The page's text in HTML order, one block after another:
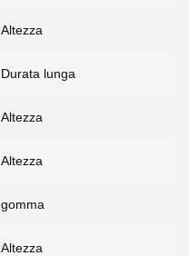
Altezza
Durata lunga
Altezza
Altezza
gomma
Altezza